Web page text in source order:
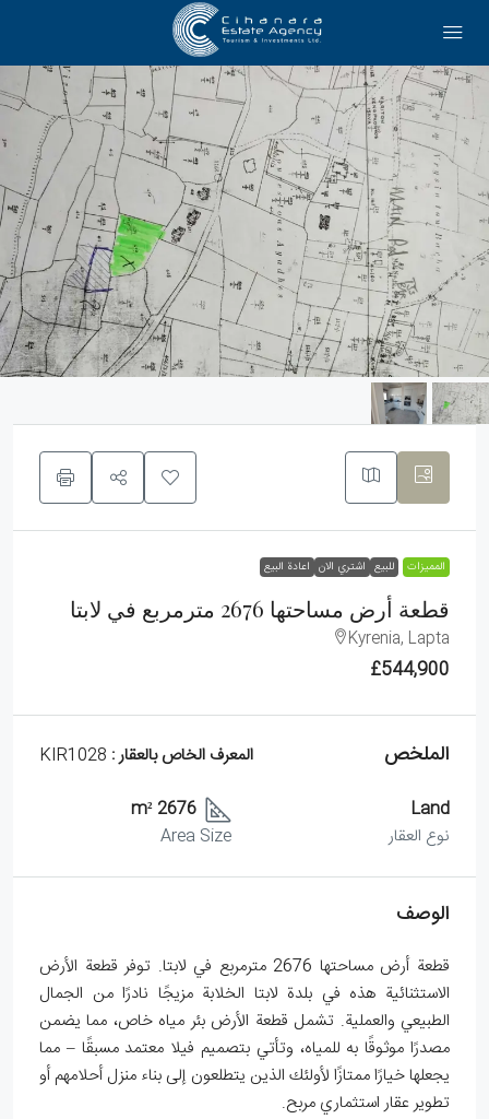
الممیزات للبيع اشتري الان اعادة البيع
قطعة أرض مساحتها 2676 مترمربع في لابتا
Kyrenia, Lapta
£544,900
الملخص المعرف الخاص بالعقار :
Land
نوع العقار
2676 m²
Area Size
الوصف
قطعة أرض مساحتها 2676 مترمربع في لابتا. توفر قطعة الأرض
الاستثنائية هذه في بلدة لابتا الخلابة مزيجًا نادرًا من الجمال
الطبيعي والعملية. تشمل قطعة الأرض بئر مياه خاص، مما يضمن
مصدرًا موثوقًا به للمياه، وتأتي بتصميم فيلا معتمد مسبقًا – مما
يجعلها خيارًا ممتازًا لأولئك الذين يتطلعون إلى بناء منزل أحلامهم أو
تطوير عقار استثماري مربح.